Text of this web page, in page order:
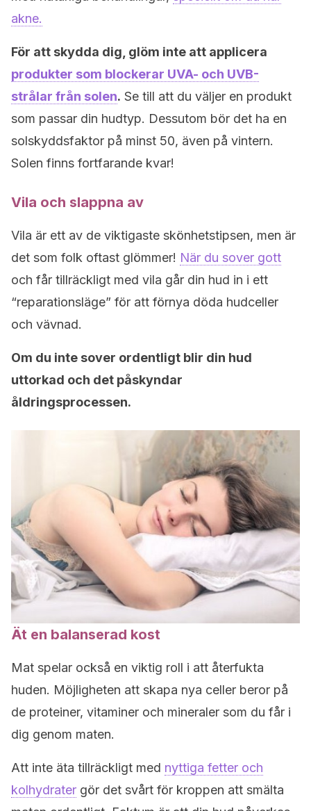
akne.
För att skydda dig, glöm inte att applicera
produkter som blockerar UVA- och UVB-
strålar från solen. Se till att du väljer en produkt
som passar din hudtyp. Dessutom bör det ha en
solskyddsfaktor på minst 50, även på vintern.
Solen finns fortfarande kvar!
Vila och slappna av
Vila är ett av de viktigaste skönhetstipsen, men är
det som folk oftast glömmer! När du sover gott
och får tillräckligt med vila går din hud in i ett
“reparationsläge” för att förnya döda hudceller
och vävnad.
Om du inte sover ordentligt blir din hud
uttorkad och det påskyndar
åldringsprocessen.
Ät en balanserad kost
Mat spelar också en viktig roll i att återfukta
huden. Möjligheten att skapa nya celler beror på
de proteiner, vitaminer och mineraler som du får i
dig genom maten.
Att inte äta tillräckligt med nyttiga fetter och
kolhydrater gör det svårt för kroppen att smälta